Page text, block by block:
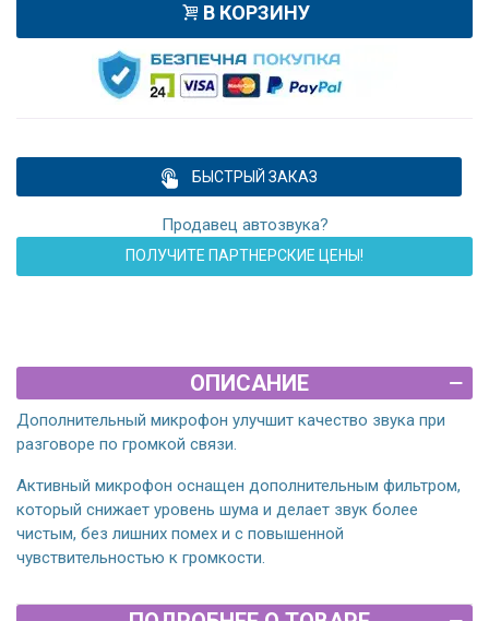
В КОРЗИНУ
БЫСТРЫЙ ЗАКАЗ
Продавец автозвука?
ПОЛУЧИТЕ ПАРТНЕРСКИЕ ЦЕНЫ!
ОПИСАНИЕ
Дополнительный микрофон улучшит качество звука при
разговоре по громкой связи.
Активный микрофон оснащен дополнительным фильтром,
который снижает уровень шума и делает звук более
чистым, без лишних помех и с повышенной
чувствительностью к громкости.